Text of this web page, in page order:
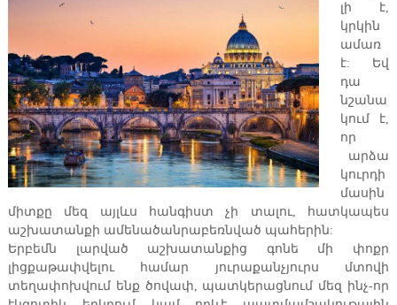
թ
յ
ո
ւ
ն
լի է,
կրկին
ամառ
է: Եվ
դա
նշանա
կում է,
որ
արձա
կուրդի
մասին
միտքը մեզ այլևս հանգիստ չի տալու, հատկապես
աշխատանքի ամենածանրաբեռնված պահերին:
Երբեմն լարված աշխատանքից գոնե մի փոքր
լիցքաթափվելու համար յուրաքանչյուրս մտովի
տեղափոխվում ենք ծովափ, պատկերացնում մեզ ինչ-որ